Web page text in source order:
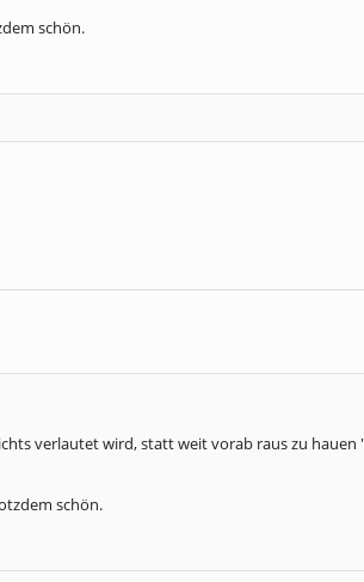
schön.
verlautet wird, statt weit vorab raus zu hauen
schön.